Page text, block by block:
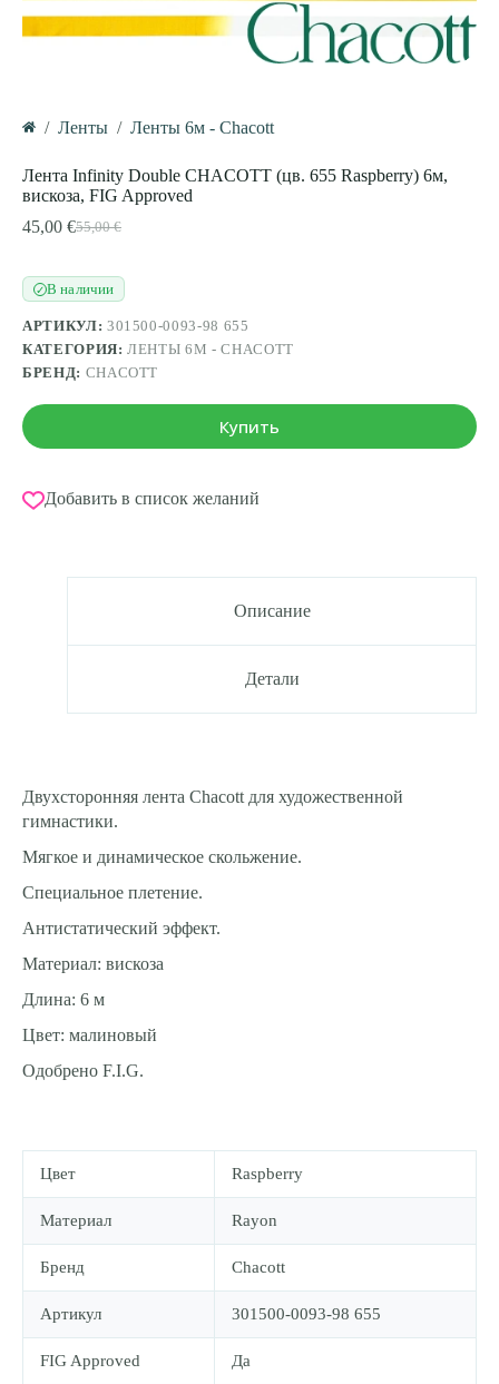
/ Ленты / Ленты 6м - Chacott
Лента Infinity Double CHACOTT (цв. 655 Raspberry) 6м,
вискоза, FIG Approved
55,00€
Первоначальная
составляла
55,00 €.
45,00 €Текущая
45,00 €.
✓В наличии
АРТИКУЛ: 301500-0093-98 655
КАТЕГОРИЯ:ЛЕНТЫ 6М - CHACOTT
БРЕНД: CHACOTT
Купить
Добавить в список желаний
Описание
Детали
Двухсторонняя лента Chacott для художественной
гимнастики.
Мягкое и динамическое скольжение.
Специальное плетение.
Антистатический эффект.
Материал: вискоза
Длина: 6 м
Цвет: малиновый
Одобрено F.I.G.
Цвет Raspberry
Материал Rayon
Бренд Chacott
Артикул 301500-0093-98 655
FIG Approved Да